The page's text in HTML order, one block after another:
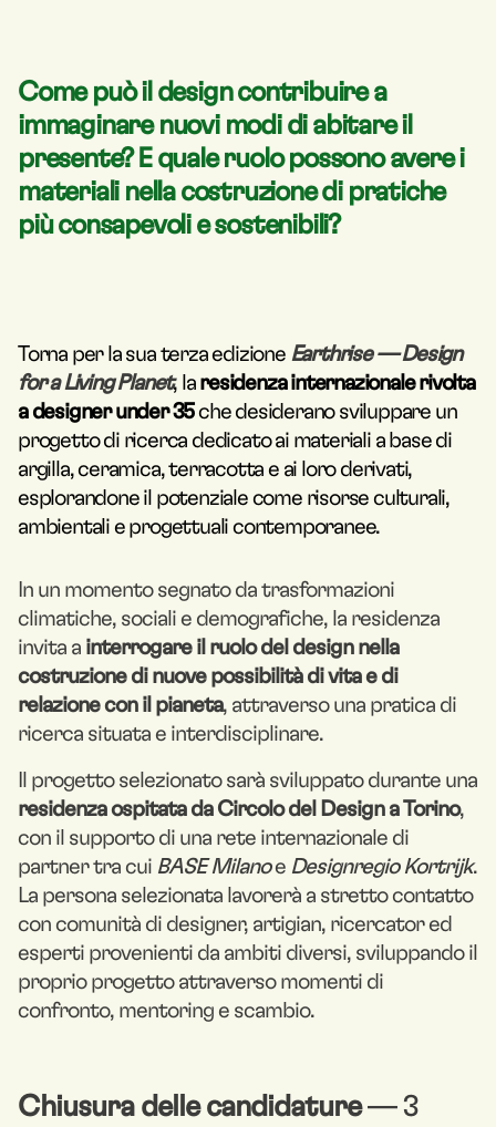
Come può il design contribuire a
immaginare nuovi modi di abitare il
presente? E quale ruolo possono avere i
materiali nella costruzione di pratiche
più consapevoli e sostenibili?
Torna per la sua terza edizione Earthrise— Design
for a Living Planet, la residenza internazionale rivolta
a designer under 35che desiderano sviluppare un
progetto di ricerca dedicato ai materiali a base di
argilla, ceramica, terracotta e ai loro derivati,
esplorandone il potenziale come risorse culturali,
ambientali e progettuali contemporanee.
In un momento segnato da trasformazioni
climatiche, sociali e demografiche, la residenza
invita a interrogare il ruolo del design nella
costruzione di nuove possibilità di vita e di
relazione con il pianeta, attraverso una pratica di
ricerca situata e interdisciplinare.
Il progetto selezionato sarà sviluppato durante una
residenza ospitata da Circolo del Design a Torino,
con il supporto di una rete internazionale di
partner tra cui BASE Milanoe Designregio Kortrijk.
La persona selezionata lavorerà a stretto contatto
con comunità di designer, artigian, ricercator ed
esperti provenienti da ambiti diversi, sviluppando il
proprio progetto attraverso momenti di
confronto, mentoring e scambio.
Chiusura delle candidature— 3